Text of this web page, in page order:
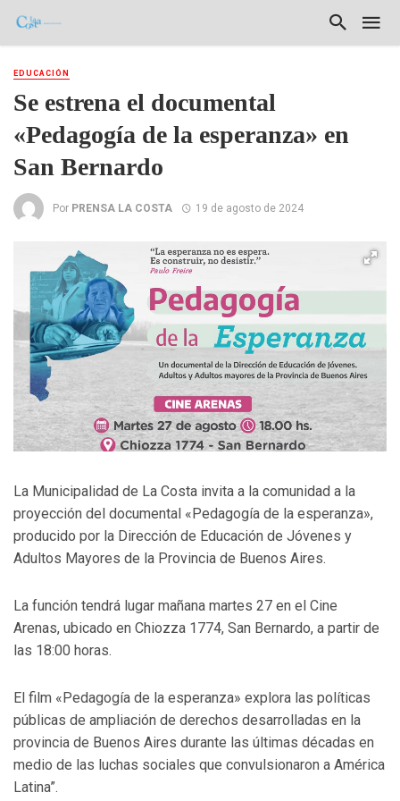
EDUCACIÓN
Se estrena el documental
«Pedagogía de la esperanza» en
San Bernardo
Por PRENSA LA COSTA 19 de agosto de 2024
La Municipalidad de La Costa invita a la comunidad a la
proyección del documental «Pedagogía de la esperanza»,
producido por la Dirección de Educación de Jóvenes y
Adultos Mayores de la Provincia de Buenos Aires.
La función tendrá lugar mañana martes 27 en el Cine
Arenas, ubicado en Chiozza 1774, San Bernardo, a partir de
las 18:00 horas.
El film «Pedagogía de la esperanza» explora las políticas
públicas de ampliación de derechos desarrolladas en la
provincia de Buenos Aires durante las últimas décadas en
medio de las luchas sociales que convulsionaron a América
Latina”.